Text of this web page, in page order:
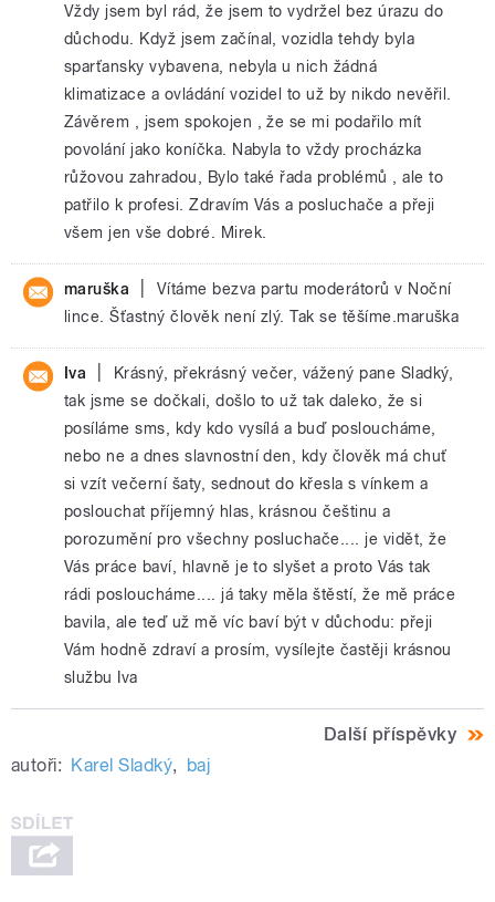
Vždy jsem byl rád, že jsem to vydržel bez úrazu do
důchodu. Když jsem začínal, vozidla tehdy byla
sparťansky vybavena, nebyla u nich žádná
klimatizace a ovládání vozidel to už by nikdo nevěřil.
Závěrem , jsem spokojen , že se mi podařilo mít
povolání jako koníčka. Nabyla to vždy procházka
růžovou zahradou, Bylo také řada problémů , ale to
patřilo k profesi. Zdravím Vás a posluchače a přeji
všem jen vše dobré. Mirek.
maruška
Vítáme bezva partu moderátorů v Noční
lince. Šťastný člověk není zlý. Tak se těšíme.maruška
Iva
Krásný, překrásný večer, vážený pane Sladký,
tak jsme se dočkali, došlo to už tak daleko, že si
posíláme sms, kdy kdo vysílá a buď posloucháme,
nebo ne a dnes slavnostní den, kdy člověk má chuť
si vzít večerní šaty, sednout do křesla s vínkem a
poslouchat příjemný hlas, krásnou češtinu a
porozumění pro všechny posluchače.... je vidět, že
Vás práce baví, hlavně je to slyšet a proto Vás tak
rádi posloucháme.... já taky měla štěstí, že mě práce
bavila, ale teď už mě víc baví být v důchodu: přeji
Vám hodně zdraví a prosím, vysílejte častěji krásnou
službu Iva
Další příspěvky
autoři: Karel Sladký, baj